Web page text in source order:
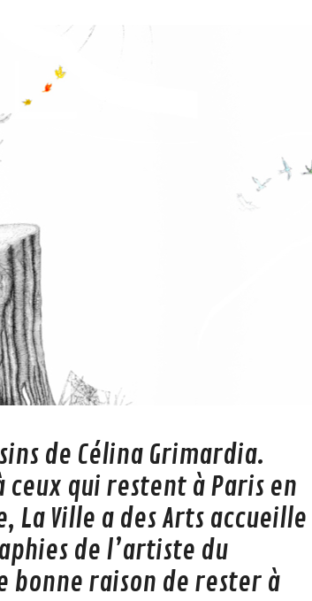
de Célina Grimardia.
qui restent à Paris en
La Ville a des Arts accueille
de l’artiste du
bonne raison de rester à